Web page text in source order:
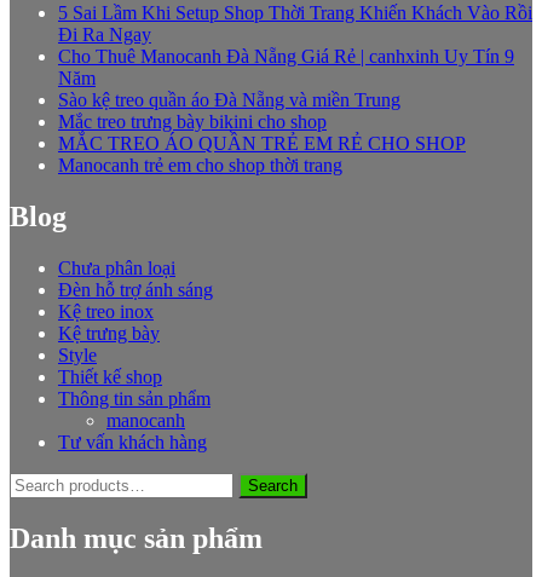
5 Sai Lầm Khi Setup Shop Thời Trang Khiến Khách Vào Rồi
Đi Ra Ngay
Cho Thuê Manocanh Đà Nẵng Giá Rẻ | canhxinh Uy Tín 9
Năm
Sào kệ treo quần áo Đà Nẵng và miền Trung
Mắc treo trưng bày bikini cho shop
MẮC TREO ÁO QUẦN TRẺ EM RẺ CHO SHOP
Manocanh trẻ em cho shop thời trang
Blog
Chưa phân loại
Đèn hỗ trợ ánh sáng
Kệ treo inox
Kệ trưng bày
Style
Thiết kế shop
Thông tin sản phẩm
manocanh
Tư vấn khách hàng
Search
for:
Search
Danh mục sản phẩm